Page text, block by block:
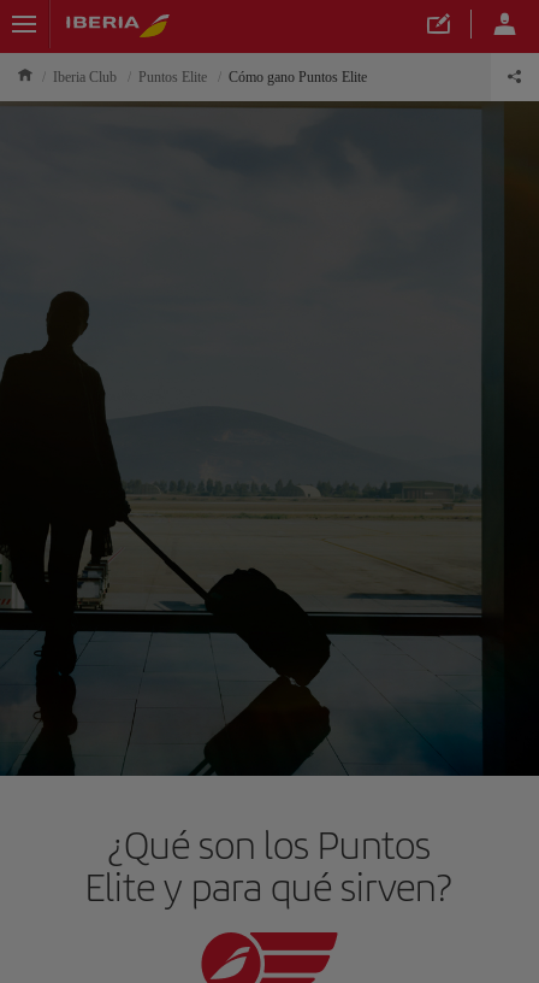
Iberia Club Puntos Elite Cómo gano Puntos Elite
¿Qué son los Puntos
Elite y para qué sirven?